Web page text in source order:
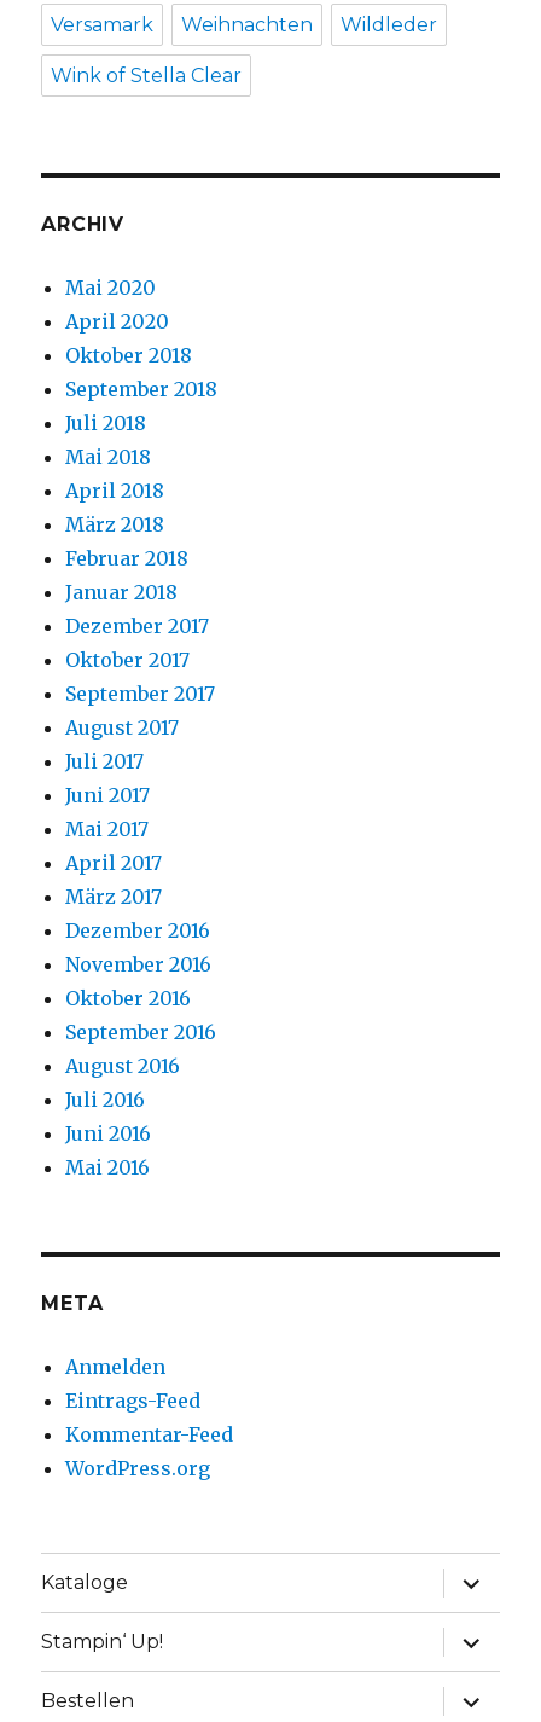
Versamark Weihnachten Wildleder
Wink of Stella Clear
ARCHIV
Mai 2020
April 2020
Oktober 2018
September 2018
Juli 2018
Mai 2018
April 2018
März 2018
Februar 2018
Januar 2018
Dezember 2017
Oktober 2017
September 2017
August 2017
Juli 2017
Juni 2017
Mai 2017
April 2017
März 2017
Dezember 2016
November 2016
Oktober 2016
September 2016
August 2016
Juli 2016
Juni 2016
Mai 2016
META
Anmelden
Eintrags-Feed
Kommentar-Feed
WordPress.org
Kataloge
Stampin‘ Up!
Bestellen